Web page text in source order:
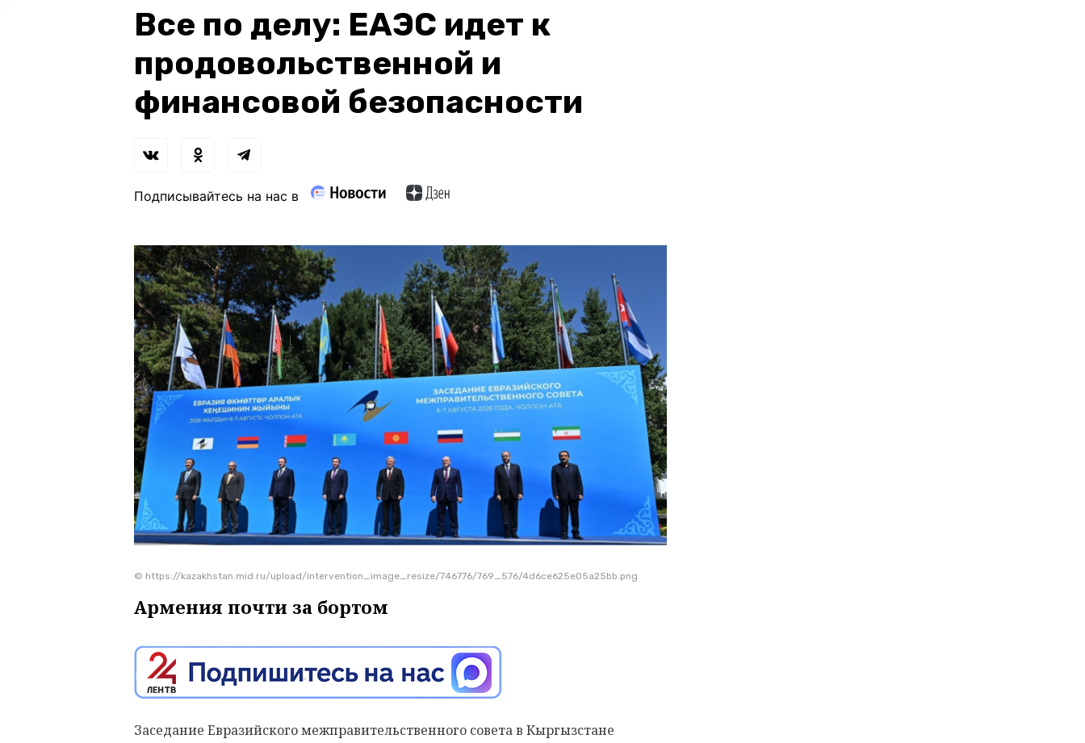
Все по делу: ЕАЭС идет к
продовольственной и
финансовой безопасности
Подписывайтесь на нас в
© https://kazakhstan.mid.ru/upload/intervention_image_resize/746776/769_576/4d6ce625e05a25bb.png
Армения почти за бортом
Заседание Евразийского межправительственного совета в Кыргызстане